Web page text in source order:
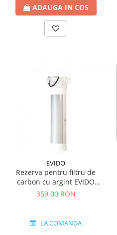
ADAUGA IN COS
EVIDO
Rezerva pentru filtru de
carbon cu argint EVIDO
GREEN pentru bateriile de
359,00 RON
LA COMANDA